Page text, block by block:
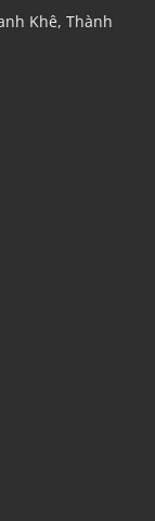
Khê, Thành